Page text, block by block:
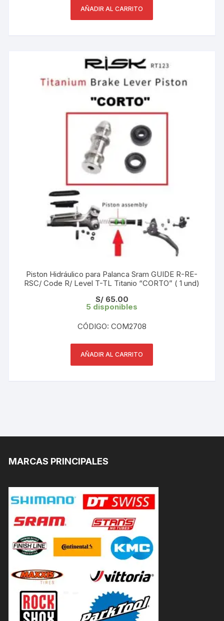
AÑADIR AL CARRITO
Piston Hidráulico para Palanca Sram GUIDE R-RE-
RSC/ Code R/ Level T-TL Titanio “CORTO” ( 1 und)
S/65.00
5 disponibles
CÓDIGO: COM2708
AÑADIR AL CARRITO
MARCAS PRINCIPALES